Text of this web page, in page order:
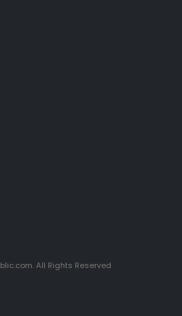
All Rights Reserved